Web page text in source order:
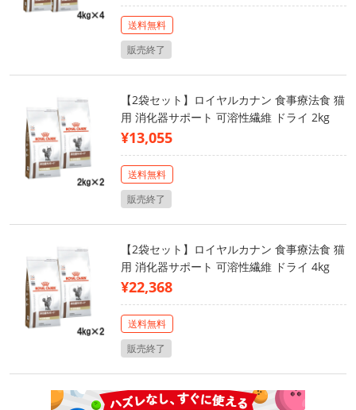
送料無料
販売終了
【2袋セット】ロイヤルカナン 食事療法食 猫
用 消化器サポート 可溶性繊維 ドライ 2kg
¥13,055
送料無料
販売終了
【2袋セット】ロイヤルカナン 食事療法食 猫
用 消化器サポート 可溶性繊維 ドライ 4kg
¥22,368
送料無料
販売終了